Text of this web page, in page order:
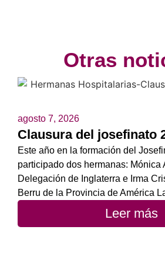
Otras
agosto 7, 2026
Clausura del josefinato
Este año en la formación del
participado dos hermanas: Mónica
Delegación de Inglaterra e Irma
Berru de la Provincia de América
Leer más